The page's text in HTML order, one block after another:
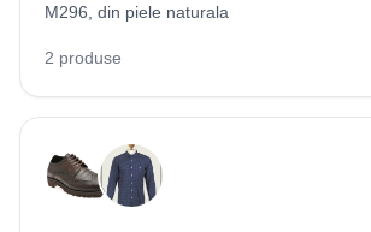
M296, din piele naturala
2 produse